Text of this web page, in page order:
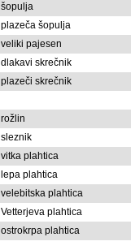
šopulja
plazeča šopulja
veliki pajesen
dlakavi skrečnik
plazeči skrečnik
rožlin
sleznik
vitka plahtica
lepa plahtica
velebitska plahtica
Vetterjeva plahtica
ostrokrpa plahtica